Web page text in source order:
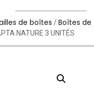
de boîtes /Boîtes de
NATURE 3 UNITÉS